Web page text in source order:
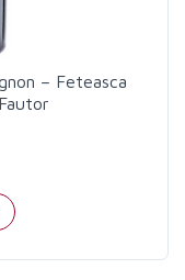
– Feteasca